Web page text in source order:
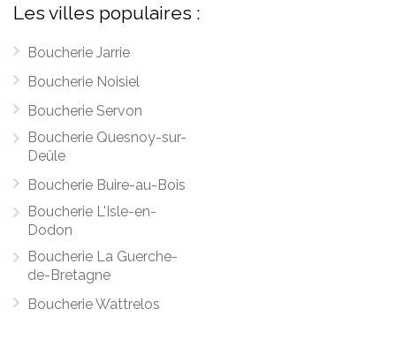
Les villes populaires :
Boucherie Jarrie
Boucherie Noisiel
Boucherie Servon
Boucherie Quesnoy-sur-
Deûle
Boucherie Buire-au-Bois
Boucherie L'Isle-en-
Dodon
Boucherie La Guerche-
de-Bretagne
Boucherie Wattrelos